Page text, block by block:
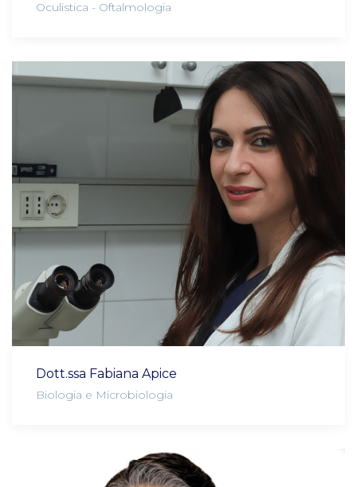
Oculistica - Oftalmologia
Dott.ssa Fabiana Apice
Biologia e Microbiologia